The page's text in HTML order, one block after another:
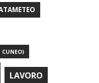
CUNEO)
LAVORO